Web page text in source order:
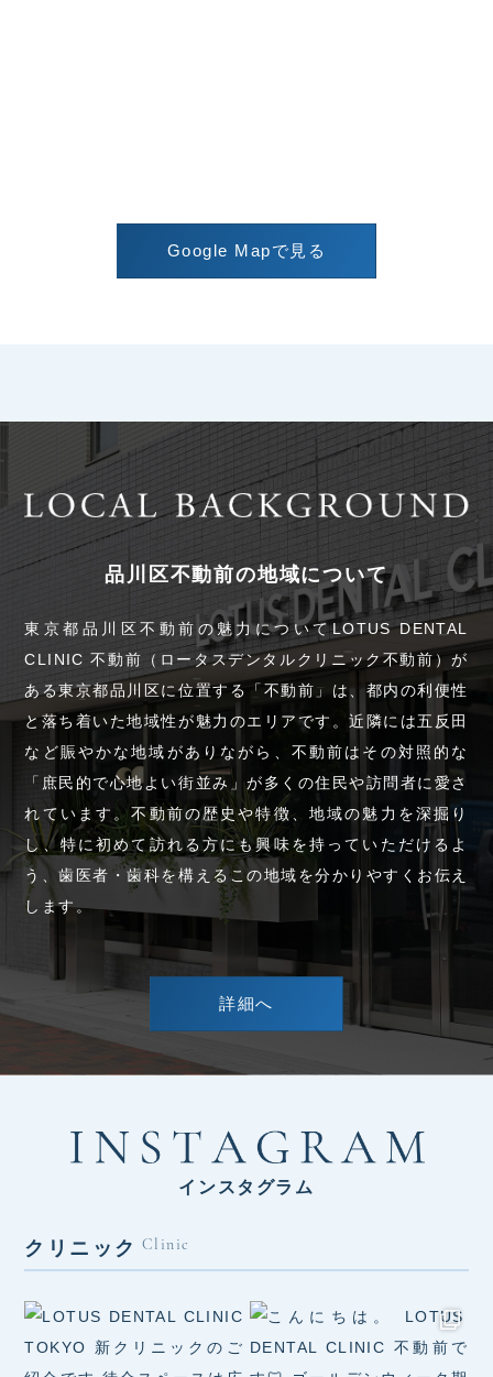
Google Mapで見る
品川区不動前の地域について
東京都品川区不動前の魅力についてLOTUS DENTAL
CLINIC 不動前（ロータスデンタルクリニック不動前）が
ある東京都品川区に位置する「不動前」は、都内の利便性
と落ち着いた地域性が魅力のエリアです。近隣には五反田
など賑やかな地域がありながら、不動前はその対照的な
「庶民的で心地よい街並み」が多くの住民や訪問者に愛さ
れています。不動前の歴史や特徴、地域の魅力を深掘り
し、特に初めて訪れる方にも興味を持っていただけるよ
う、歯医者・歯科を構えるこの地域を分かりやすくお伝え
します。
詳細へ
インスタグラム
クリニック